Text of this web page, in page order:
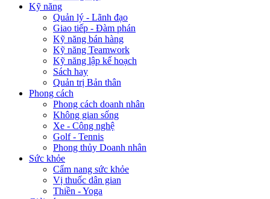
Kỹ năng
Quản lý - Lãnh đạo
Giao tiếp - Đàm phán
Kỹ năng bán hàng
Kỹ năng Teamwork
Kỹ năng lập kế hoạch
Sách hay
Quản trị Bản thân
Phong cách
Phong cách doanh nhân
Không gian sống
Xe - Công nghệ
Golf - Tennis
Phong thủy Doanh nhân
Sức khỏe
Cẩm nang sức khỏe
Vị thuốc dân gian
Thiền - Yoga